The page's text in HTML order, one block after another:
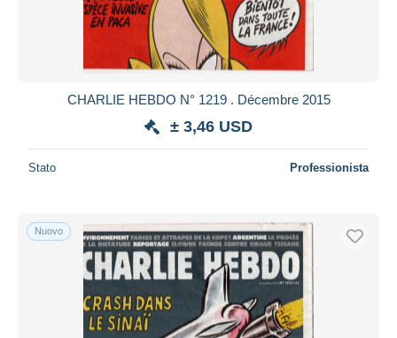
CHARLIE HEBDO N° 1219 . Décembre 2015
± 3,46 USD
Stato Professionista
Nuovo